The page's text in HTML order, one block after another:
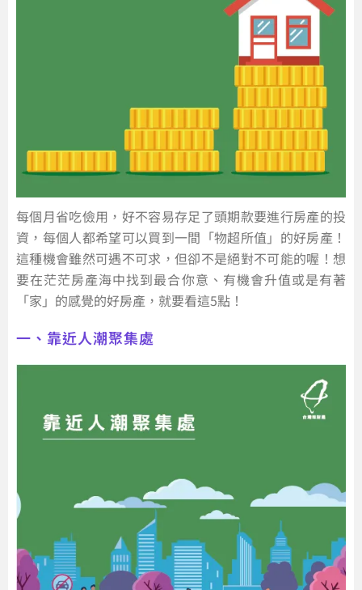
每個月省吃儉用，好不容易存足了頭期款要進行房產的投
資，每個人都希望可以買到一間「物超所值」的好房產！
這種機會雖然可遇不可求，但卻不是絕對不可能的喔！想
要在茫茫房產海中找到最合你意、有機會升值或是有著
「家」的感覺的好房產，就要看這5點！
一、靠近人潮聚集處